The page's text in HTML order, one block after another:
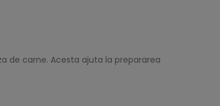
de carne. Acesta ajuta la prepararea